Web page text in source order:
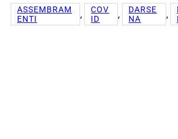
ASSEMBRAM
ENTI
,
COV
ID
,
DARSE
NA
,